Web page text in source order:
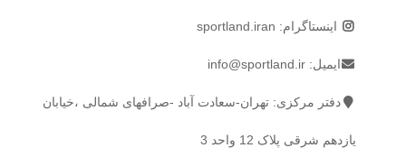
اینستاگرام: sportland.iran
ایمیل:info@sportland.ir
دفتر مرکزی: تهران-سعادت آباد -صرافهای شمالی ،خیابان
یازدهم شرقی پلاک 12 واحد 3